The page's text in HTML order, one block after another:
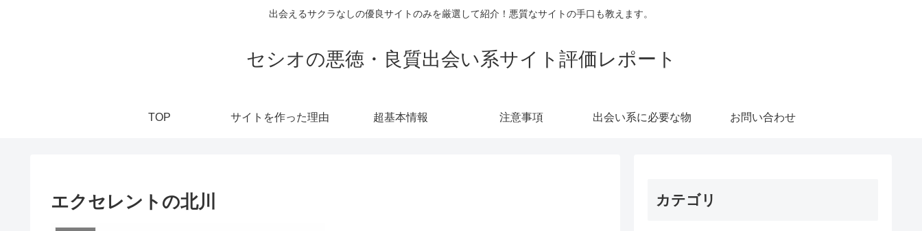
出会えるサクラなしの優良サイトのみを厳選して紹介！悪質なサイトの手口も教えます。
セシオの悪徳・良質出会い系サイト評価レポート
TOP サイトを作った理由 超基本情報 注意事項 出会い系に必要な物 お問い合わせ
エクセレントの北川 カテゴリ